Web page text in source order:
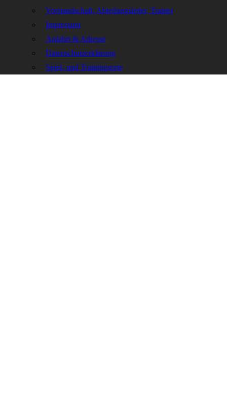
Vorstandschaft, Abteilungsleiter, Trainer
Impressum
Anfahrt & Adresse
Datenschutzerklärung
Spiel- und Trainingsorte